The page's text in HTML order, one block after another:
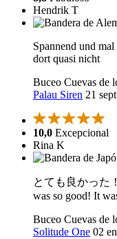
Hendrik T
Spannend und
dort quasi nicht
Buceo Cuevas de
Palau Siren 21
10,0 Excepcional
Rina K
とても良かった
was so good! It
Buceo Cuevas de
Solitude One 02